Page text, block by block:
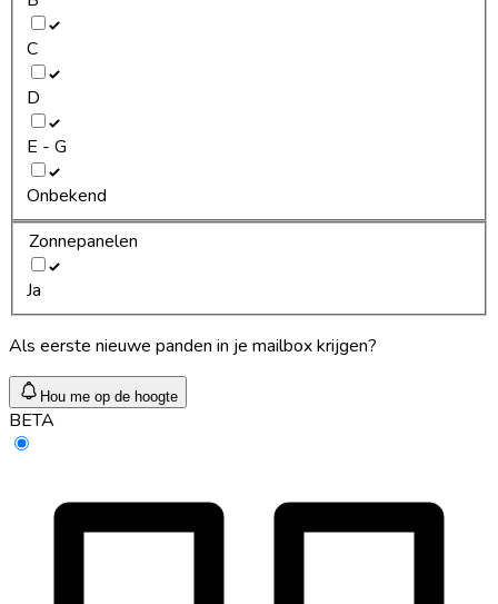
C
D
E - G
Onbekend
Zonnepanelen
Ja
Als eerste nieuwe panden in je mailbox krijgen?
Hou me op de hoogte
BETA